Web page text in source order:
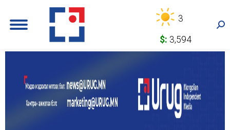
3
$: 3,594